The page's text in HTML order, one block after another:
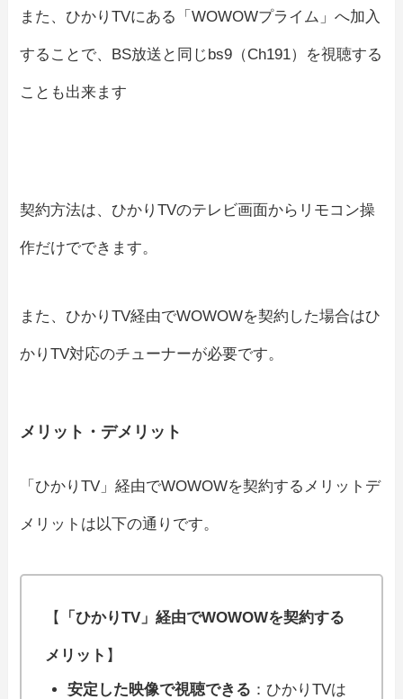
また、ひかりTVにある「WOWOWプライム」へ加入
することで、BS放送と同じbs9（Ch191）を視聴する
ことも出来ます
契約方法は、ひかりTVのテレビ画面からリモコン操
作だけでできます。
また、ひかりTV経由でWOWOWを契約した場合はひ
かりTV対応のチューナーが必要です。
メリット・デメリット
「ひかりTV」経由でWOWOWを契約するメリットデ
メリットは以下の通りです。
【 「ひかりTV」経由でWOWOWを契約する
メリット 】
安定した映像で視聴できる ：ひかりTVは